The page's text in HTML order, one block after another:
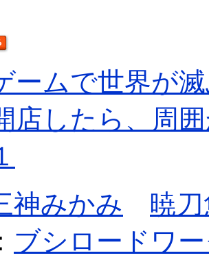
ームで世界が
店したら、周
神みかみ
暁
ブシロードワ